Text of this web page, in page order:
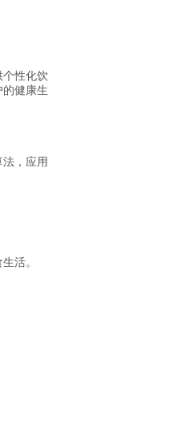
个性化饮
健康生
，应用
活。